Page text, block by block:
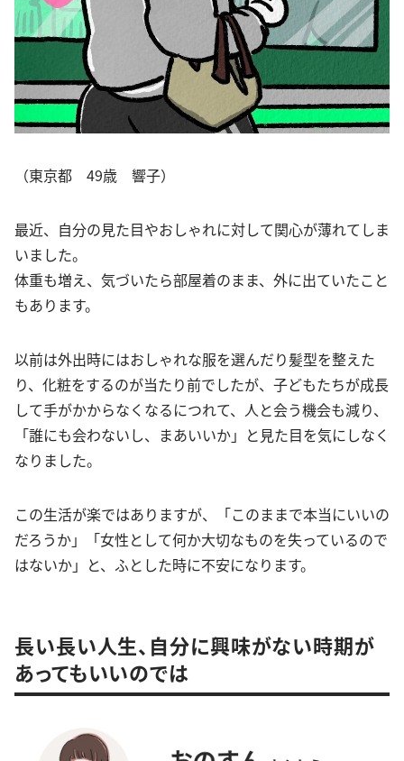
（東京都 49歳 響子）
最近、自分の見た目やおしゃれに対して関心が薄れてしま
いました。
体重も増え、気づいたら部屋着のまま、外に出ていたこと
もあります。
以前は外出時にはおしゃれな服を選んだり髪型を整えた
り、化粧をするのが当たり前でしたが、子どもたちが成長
して手がかからなくなるにつれて、人と会う機会も減り、
「誰にも会わないし、まあいいか」と見た目を気にしなく
なりました。
この生活が楽ではありますが、「このままで本当にいいの
だろうか」「女性として何か大切なものを失っているので
はないか」と、ふとした時に不安になります。
長い長い人生、自分に興味がない時期が
あってもいいのでは